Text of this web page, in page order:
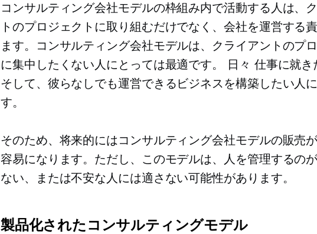
コンサルティング会社モデルの枠組み内で活動する人は、
トのプロジェクトに取り組むだけでなく、会社を運営する
ます。コンサルティング会社モデルは、クライアントのプ
に集中したくない人にとっては最適です。
日々 仕事に就き
そして、彼らなしでも運営できるビジネスを構築したい人
す。
そのため、将来的にはコンサルティング会社モデルの販売
容易になります。ただし、このモデルは、人を管理するの
ない、または不安な人には適さない可能性があります。
製品化されたコンサルティングモデル